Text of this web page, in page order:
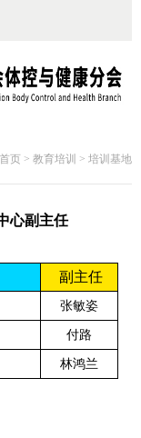
首页 > 教育培训 > 培训基地
心副主任
副主任
张敏姿
付路
林鸿兰